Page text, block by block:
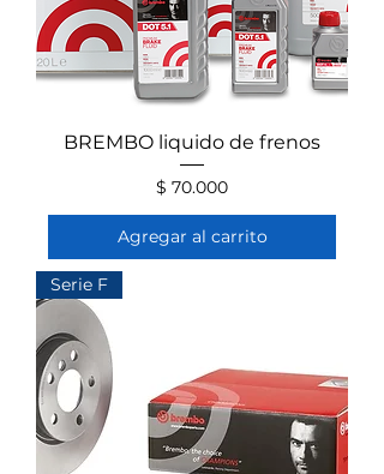
BREMBO liquido de frenos
Precio
$ 70.000
Agregar al carrito
Serie F